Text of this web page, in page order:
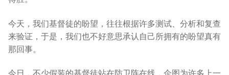
今天，我们基督徒的盼望，往往根据许多测试、分析和复查
来验证，于是，我们也不好意思承认自己所拥有的盼望真有
那回事。